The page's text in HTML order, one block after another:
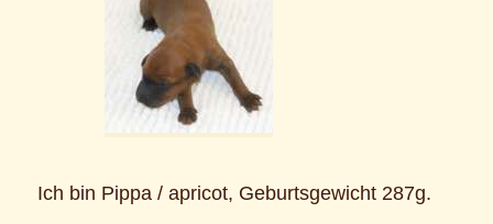
Ich bin Pippa / apricot, Geburtsgewicht 287g.